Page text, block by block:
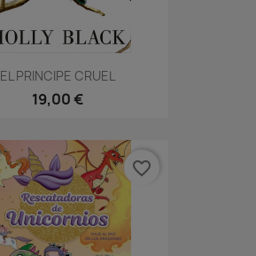
EL PRINCIPE CRUEL
19,00 €
favorite_border